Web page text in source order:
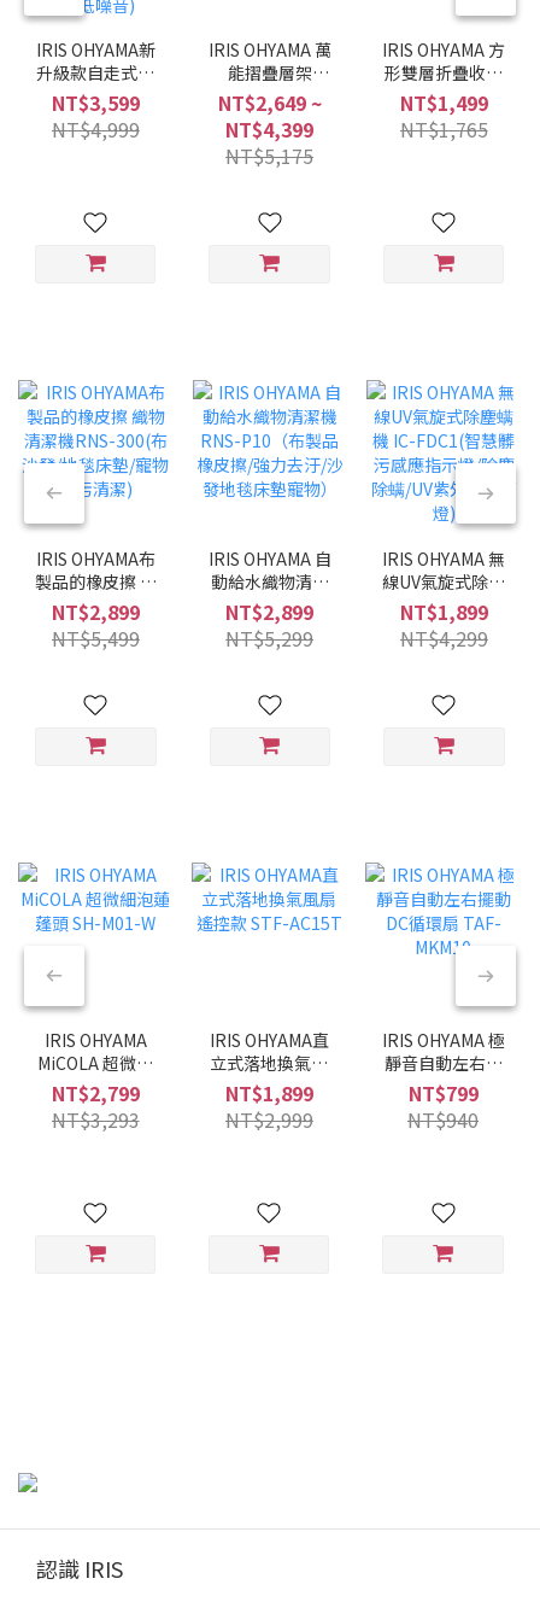
IRIS OHYAMA新
升級款自走式輕
量無線吸塵器
SCD-185P(氣旋
大吸力/直立手持
NT$3,599
NT$4,999
IRIS OHYAMA 萬
能摺疊層架
KRSR系列
NT$2,649 ~
NT$4,399
NT$5,175
IRIS OHYAMA 方
形雙層折疊收納
推車 MUW-S2
NT$1,499
NT$1,765
IRIS OHYAMA布
製品的橡皮擦 織
物清潔機RNS-
300(布沙發/地毯
床墊/寵物髒污清
NT$2,899
NT$5,499
IRIS OHYAMA 自
動給水織物清潔
機 RNS-P10（布
製品橡皮擦/強力
去汙/沙發地毯床
NT$2,899
NT$5,299
IRIS OHYAMA 無
線UV氣旋式除塵
螨機 IC-FDC1(智
慧髒污感應指示
燈/除塵除螨/UV
NT$1,899
NT$4,299
IRIS OHYAMA
MiCOLA 超微細
泡蓮蓬頭 SH-
M01-W
NT$2,799
NT$3,293
IRIS OHYAMA直
立式落地換氣風
扇 遙控款 STF-
AC15T
NT$1,899
NT$2,999
IRIS OHYAMA 極
靜音自動左右擺
動DC循環扇
TAF-MKM10
NT$799
NT$940
認識 IRIS